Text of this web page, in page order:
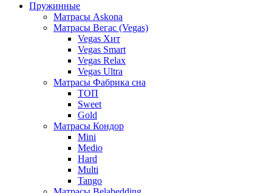
Пружинные
Матрасы Askona
Матрасы Вегас (Vegas)
Vegas Хит
Vegas Smart
Vegas Relax
Vegas Ultra
Матрасы Фабрика сна
ТОП
Sweet
Gold
Матрасы Кондор
Mini
Medio
Hard
Multi
Tango